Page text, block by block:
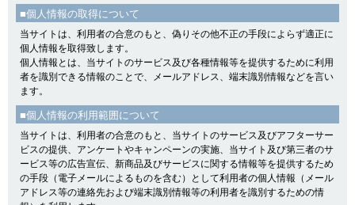
■個人情報の取得について
当サイトは、利用者の合意のもと、偽りその他不正の手段によらず適正に
個人情報を取得致します。
個人情報とは、当サイトのサービス及び各種情報等を提供するために利用
者を識別できる情報のことで、メールアドレス、端末識別情報などを言い
ます。
■個人情報の利用範囲について
当サイトは、利用者の合意のもと、当サイトのサービス及びアフターサー
ビスの提供、アンケートやキャンペーンの実施、当サイト及び第三者のサ
ービス等の広告宣伝、新商品及びサービスに関する情報等を提供するため
の手段（電子メールによるものを含む）として利用者の個人情報（メール
アドレス等の連絡先および端末識別情報等の利用者を識別するための情